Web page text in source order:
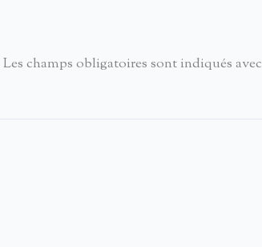
Les champs obligatoires sont indiqués avec